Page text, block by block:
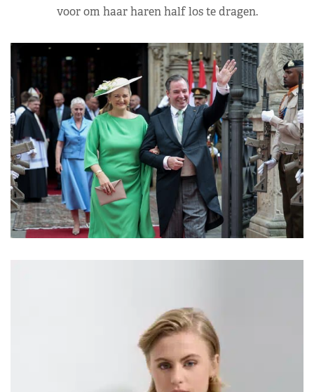
voor om haar haren half los te dragen.